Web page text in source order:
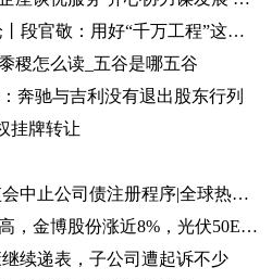
天天时讯：理论周刊·新论丨段官敬：用好“千万工程”这个乡村振兴“金钥匙”
稷怎么读_五谷是哪五谷
奔驰与吉利没有退出股东行列
挂牌转让
万达美元债下跌 此前证监会中止公司债注册程序|全球热资讯
最资讯丨光伏板块持续走高，金博股份涨近8%，光伏50ETF（516880）6月8日来累计反弹近10%丨ETF观察
续递表，子公司遭起诉不少